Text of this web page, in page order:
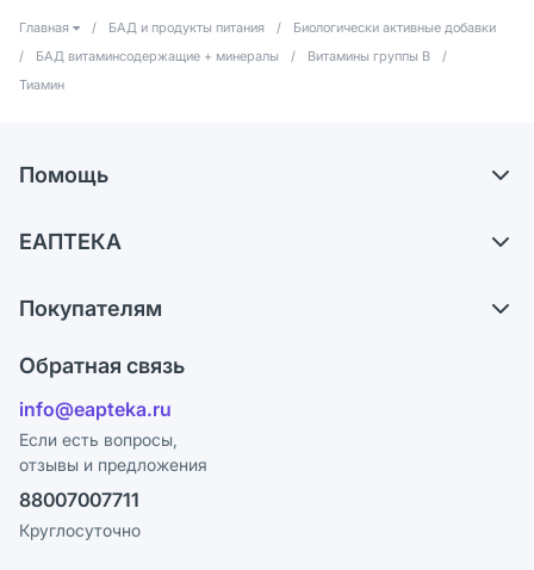
Главная / БАД и продукты питания /
Биологически активные добавки
/
БАД витаминсодержащие + минералы / Витамины группы В
/
Тиамин
Помощь
Самовывоз из аптек
Ответы на вопросы
Блог
ЕАПТЕКА
Карьера
Поставщики
Лицензия
Реклама на сайте
Ваши товары на ЕАПТЕКЕ
Покупателям
Программа СберСпасибо
Политика конфиденциальности
Пользовательское соглашение
Политика рекомендаций
Обратная связь
info@eapteka.ru
Если есть вопросы,
отзывы и предложения
88007007711
Круглосуточно